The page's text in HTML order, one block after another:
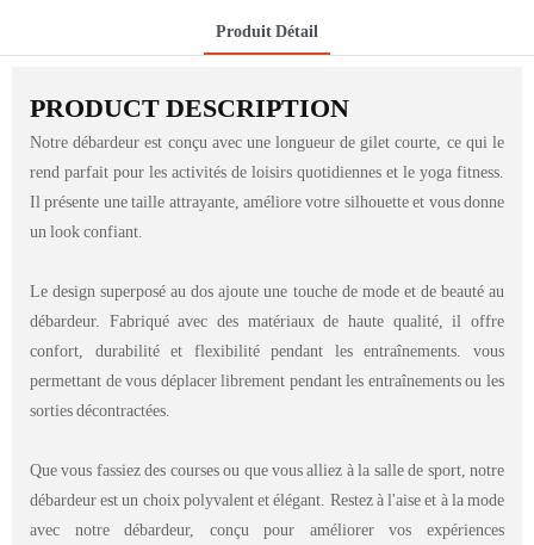
Produit Détail
PRODUCT DESCRIPTION
Notre débardeur est conçu avec une longueur de gilet courte, ce qui le
rend parfait pour les activités de loisirs quotidiennes et le yoga fitness.
Il présente une taille attrayante, améliore votre silhouette et vous donne
un look confiant.
Le design superposé au dos ajoute une touche de mode et de beauté au
débardeur. Fabriqué avec des matériaux de haute qualité, il offre
confort, durabilité et flexibilité pendant les entraînements. vous
permettant de vous déplacer librement pendant les entraînements ou les
sorties décontractées.
Que vous fassiez des courses ou que vous alliez à la salle de sport, notre
débardeur est un choix polyvalent et élégant. Restez à l'aise et à la mode
avec notre débardeur, conçu pour améliorer vos expériences